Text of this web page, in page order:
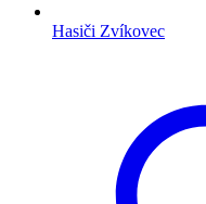
Hasiči Zvíkovec